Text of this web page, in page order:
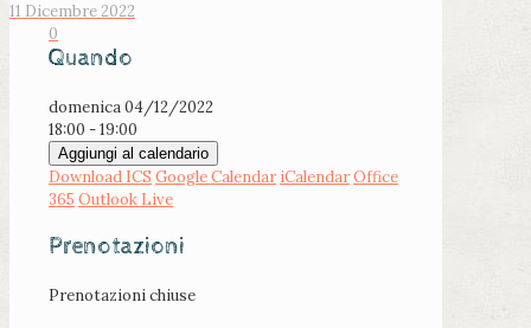
11 Dicembre 2022
0
Quando
domenica 04/12/2022
18:00 - 19:00
Aggiungi al calendario
Download ICS Google Calendar iCalendarOffice
365 Outlook Live
Prenotazioni
Prenotazioni chiuse